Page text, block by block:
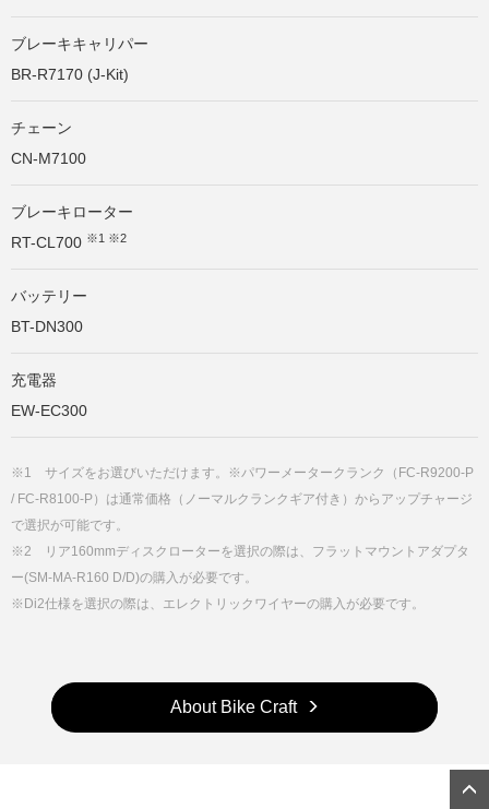
ブレーキキャリパー
BR-R7170 (J-Kit)
チェーン
CN-M7100
ブレーキローター
RT-CL700 ※1 ※2
バッテリー
BT-DN300
充電器
EW-EC300
※1 サイズをお選びいただけます。※パワーメータークランク（FC-R9200-P
/ FC-R8100-P）は通常価格（ノーマルクランクギア付き）からアップチャージ
で選択が可能です。
※2 リア160mmディスクローターを選択の際は、フラットマウントアダプタ
ー(SM-MA-R160 D/D)の購入が必要です。
※Di2仕様を選択の際は、エレクトリックワイヤーの購入が必要です。
About Bike Craft